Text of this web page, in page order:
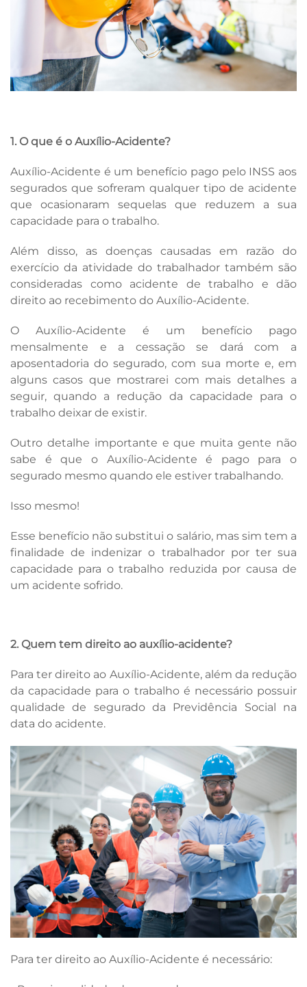
1. O que é o Auxílio-Acidente?
Auxílio-Acidente é um benefício pago pelo INSS aos
segurados que sofreram qualquer tipo de acidente
que ocasionaram sequelas que reduzem a sua
capacidade para o trabalho.
Além disso, as doenças causadas em razão do
exercício da atividade do trabalhador também são
consideradas como acidente de trabalho e dão
direito ao recebimento do Auxílio-Acidente.
O Auxílio-Acidente é um benefício pago
mensalmente e a cessação se dará com a
aposentadoria do segurado, com sua morte e, em
alguns casos que mostrarei com mais detalhes a
seguir, quando a redução da capacidade para o
trabalho deixar de existir.
Outro detalhe importante e que muita gente não
sabe é que o Auxílio-Acidente é pago para o
segurado mesmo quando ele estiver trabalhando.
Isso mesmo!
Esse benefício não substitui o salário, mas sim tem a
finalidade de indenizar o trabalhador por ter sua
capacidade para o trabalho reduzida por causa de
um acidente sofrido.
2. Quem tem direito ao auxílio-acidente?
Para ter direito ao Auxílio-Acidente, além da redução
da capacidade para o trabalho é necessário possuir
qualidade de segurado da Previdência Social na
data do acidente.
Para ter direito ao Auxílio-Acidente é necessário: